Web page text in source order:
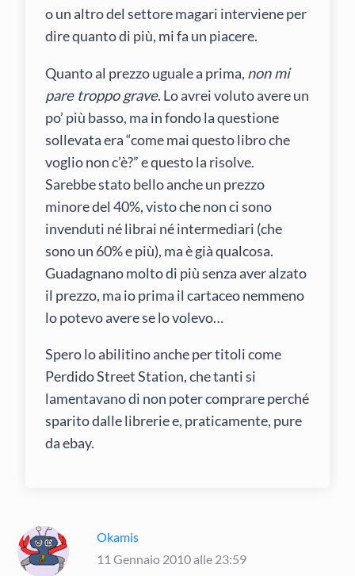
o un altro del settore magari interviene per
dire quanto di più, mi fa un piacere.
Quanto al prezzo uguale a prima, non mi
pare troppo grave. Lo avrei voluto avere un
po’ più basso, ma in fondo la questione
sollevata era “come mai questo libro che
voglio non c’è?” e questo la risolve.
Sarebbe stato bello anche un prezzo
minore del 40%, visto che non ci sono
invenduti né librai né intermediari (che
sono un 60% e più), ma è già qualcosa.
Guadagnano molto di più senza aver alzato
il prezzo, ma io prima il cartaceo nemmeno
lo potevo avere se lo volevo…
Spero lo abilitino anche per titoli come
Perdido Street Station, che tanti si
lamentavano di non poter comprare perché
sparito dalle librerie e, praticamente, pure
da ebay.
Okamis
11 Gennaio 2010 alle 23:59